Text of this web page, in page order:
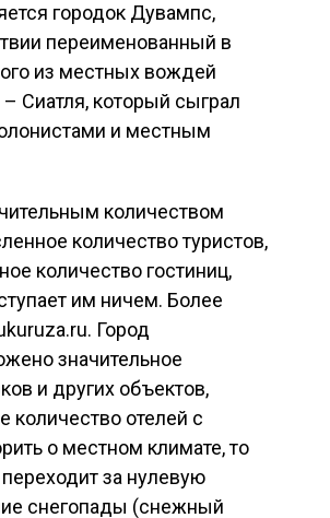
городок Дувампс,
переименованный в
из местных вождей
Сиатля, который сыграл
и местным
количеством
количество туристов,
количество гостиниц,
им ничем. Более
Город
значительное
и других объектов,
количество отелей с
о местном климате, то
за нулевую
снегопады (снежный